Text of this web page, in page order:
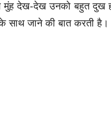
देख-देख उनको बहुत दुख
साथ जाने की बात करती है।